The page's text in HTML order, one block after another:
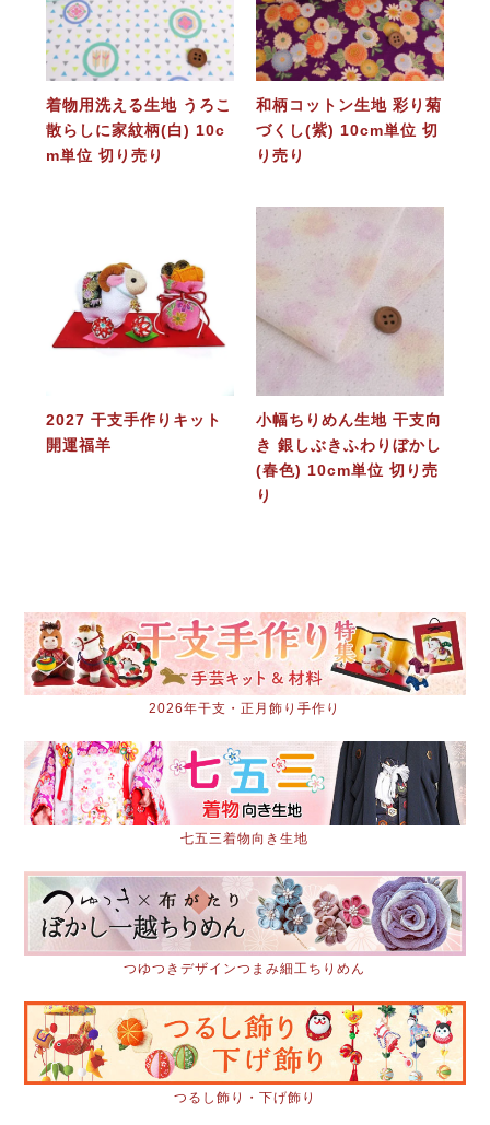
着物用洗える生地 うろこ
散らしに家紋柄(白) 10c
m単位 切り売り
和柄コットン生地 彩り菊
づくし(紫) 10cm単位 切
り売り
2027 干支手作りキット
開運福羊
小幅ちりめん生地 干支向
き 銀しぶきふわりぼかし
(春色) 10cm単位 切り売
り
2026年干支・正月飾り手作り
七五三着物向き生地
つゆつきデザインつまみ細工ちりめん
つるし飾り・下げ飾り